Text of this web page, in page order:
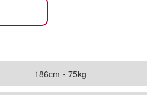
186cm・75kg